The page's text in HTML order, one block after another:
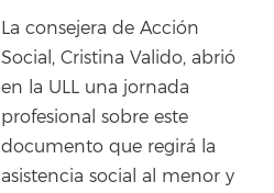
La consejera de Acción
Social, Cristina Valido, abrió
en la ULL una jornada
profesional sobre este
documento que regirá la
asistencia social al menor y